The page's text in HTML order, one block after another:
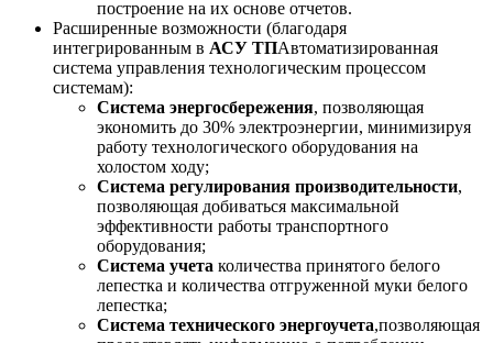
построение на их основе отчетов.
Расширенные возможности (благодаря
интегрированным в АСУ ТПАвтоматизированная
система управления технологическим процессом
системам):
Система энергосбережения, позволяющая
экономить до 30% электроэнергии, минимизируя
работу технологического оборудования на
холостом ходу;
Система регулирования производительности,
позволяющая добиваться максимальной
эффективности работы транспортного
оборудования;
Система учета количества принятого белого
лепестка и количества отгруженной муки белого
лепестка;
Система технического энергоучета,позволяющая